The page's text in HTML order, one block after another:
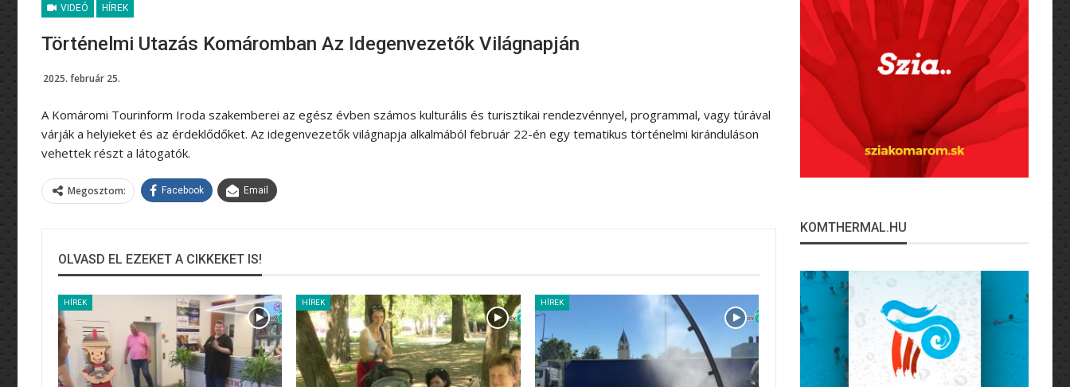
VIDEÓ HÍREK
Történelmi Utazás Komáromban Az Idegenvezetők Világnapján
2025. február 25.
A Komáromi Tourinform Iroda szakemberei az egész évben számos kulturális és turisztikai rendezvénnyel, programmal, vagy túrával
várják a helyieket és az érdeklődőket. Az idegenvezetők világnapja alkalmából február 22-én egy tematikus történelmi kiránduláson
vehettek részt a látogatók.
Megosztom: Facebook Email
OLVASD EL EZEKET A CIKKEKET IS!
HÍREK HÍREK HÍREK
KOMTHERMAL.HU